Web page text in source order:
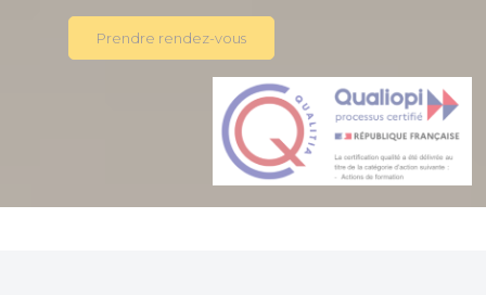
Prendre rendez-vous